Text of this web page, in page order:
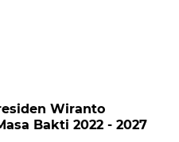
Wiranto
Bakti 2022 - 2027